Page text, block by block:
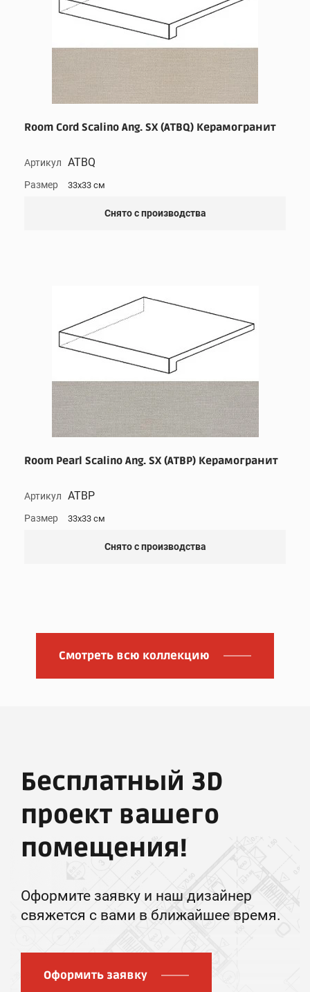
Room Cord Scalino Ang. SX (ATBQ) Керамогранит
Артикул ATBQ
Размер 33x33 см
Снято с производства
Room Pearl Scalino Ang. SX (ATBP) Керамогранит
Артикул ATBP
Размер 33x33 см
Снято с производства
Смотреть всю коллекцию
Бесплатный 3D
проект вашего
помещения!
Оформите заявку и наш дизайнер
свяжется с вами в ближайшее время.
Оформить заявку